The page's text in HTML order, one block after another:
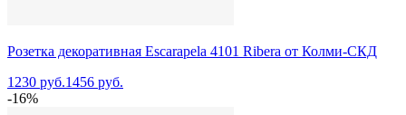
Розетка декоративная Escarapela 4101 Ribera от Колми-СКД
1230 руб.1456 руб.
-16%